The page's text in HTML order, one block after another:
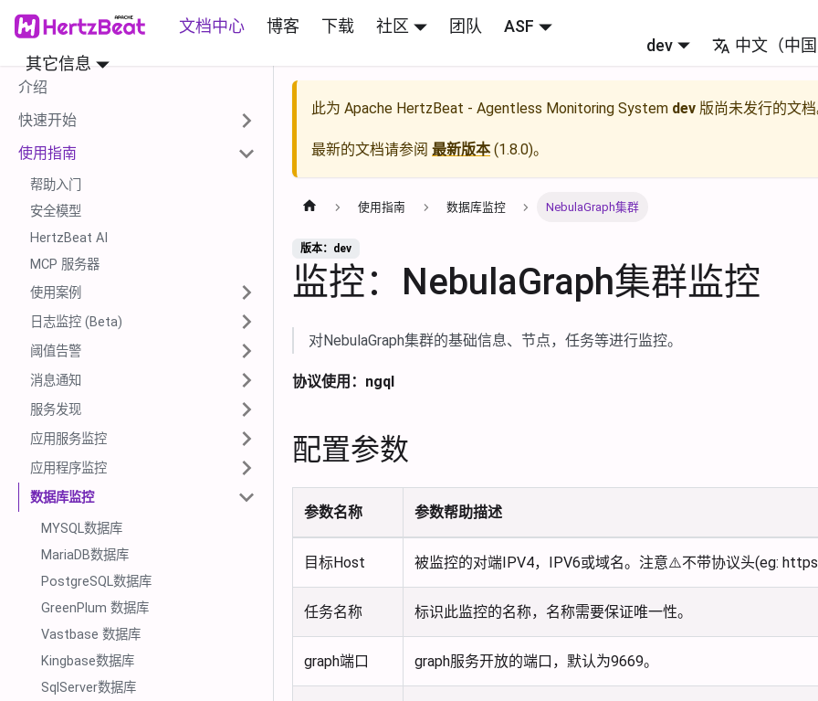
文档中心 博客 下载 社区 团队
ASF
其它信息
dev 中文（中
介绍
快速开始
使用指南
帮助入门
安全模型
HertzBeat AI
MCP 服务器
使用案例
日志监控 (Beta)
阈值告警
消息通知
服务发现
应用服务监控
应用程序监控
数据库监控
MYSQL数据库
MariaDB数据库
PostgreSQL数据库
GreenPlum 数据库
Vastbase 数据库
Kingbase数据库
SqlServer数据库
此为 Apache HertzBeat - Agentless Monitoring System dev 版尚未发行的文
最新的文档请参阅 最新版本(1.8.0)。
使用指南 数据库监控 NebulaGraph集群
版本：dev
监控：NebulaGraph集群监控
对NebulaGraph集群的基础信息、节点，任务等进行监控。
协议使用：ngql
配置参数
参数名称 参数帮助描述
目标Host 被监控的对端IPV4，IPV6或域名。注意⚠️不带协议头(eg:
任务名称 标识此监控的名称，名称需要保证唯一性。
graph端口 graph服务开放的端口，默认为9669。